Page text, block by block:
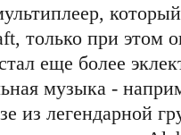
только при этом
еще более
музыка -
из легендарной